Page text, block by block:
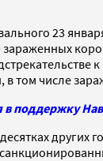
23
том числе
в поддержку